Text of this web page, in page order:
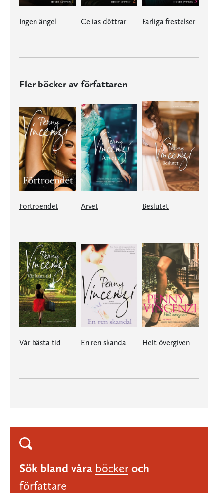
Ingen ängel Celias döttrar Farliga frestelser
Fler böcker av författaren
Förtroendet Arvet Beslutet
Vår bästa tid En ren skandal Helt övergiven
Sök bland våra böcker och
författare